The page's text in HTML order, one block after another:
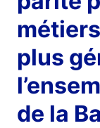
plus
de la